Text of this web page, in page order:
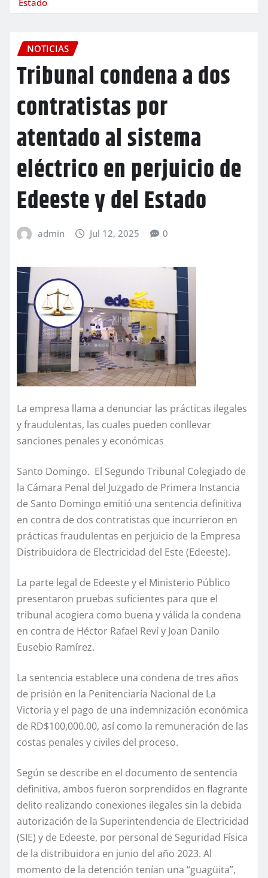
NOTICIAS
Tribunal condena a dos
contratistas por
atentado al sistema
eléctrico en perjuicio de
Edeeste y del Estado
admin Jul 12, 2025 0
La empresa llama a denunciar las prácticas ilegales
y fraudulentas, las cuales pueden conllevar
sanciones penales y económicas
Santo Domingo. El Segundo Tribunal Colegiado de
la Cámara Penal del Juzgado de Primera Instancia
de Santo Domingo emitió una sentencia definitiva
en contra de dos contratistas que incurrieron en
prácticas fraudulentas en perjuicio de la Empresa
Distribuidora de Electricidad del Este (Edeeste).
La parte legal de Edeeste y el Ministerio Público
presentaron pruebas suficientes para que el
tribunal acogiera como buena y válida la condena
en contra de Héctor Rafael Reví y Joan Danilo
Eusebio Ramírez.
La sentencia establece una condena de tres años
de prisión en la Penitenciaría Nacional de La
Victoria y el pago de una indemnización económica
de RD$100,000.00, así como la remuneración de las
costas penales y civiles del proceso.
Según se describe en el documento de sentencia
definitiva, ambos fueron sorprendidos en flagrante
delito realizando conexiones ilegales sin la debida
autorización de la Superintendencia de Electricidad
(SIE) y de Edeeste, por personal de Seguridad Física
de la distribuidora en junio del año 2023. Al
momento de la detención tenían una “guagüita”,